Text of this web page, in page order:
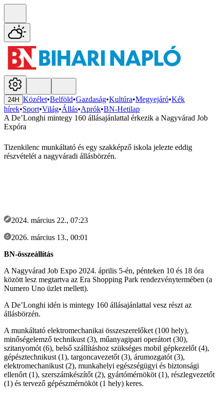
24H Közélet•Belföld•Gazdaság•Kultúra•Megyejáró•Kék
hírek•Sport•Világ•Állás•Aprók•BN-Hetilap
A De’Longhi mintegy 160 állásajánlattal érkezik a Nagyvárad Job
Expóra
Tizenkilenc munkáltató és egy szakképző iskola jelezte eddig
részvételét a nagyváradi állásbörzén.
2024. március 22., 07:23
2026. március 13., 00:01
BN-összeállítás
A Nagyvárad Job Expo 2024. április 5-én, pénteken 10 és 18 óra
között lesz megtartva az Era Shopping Park rendezvénytermében (a
Numero Uno üzlet mellett).
A De’Longhi idén is mintegy 160 állásajánlattal vesz részt az
állásbörzén.
A munkáltató elektromechanikai összeszerelőket (100 hely),
minőségelemző technikust (3), műanyagipari operátort (30),
szitanyomót (6), belső szállításhoz szükséges mobil gépkezelőt (4),
gépésztechnikust (1), targoncavezetőt (3), árumozgatót (3),
elektromechanikust (2), munkahelyi egészségügyi és biztonsági
ellenőrt (1), szerszámkészítőt (2), gyártómérnököt (1), részlegvezetőt
(1) és tervező gépészmérnököt (1 hely) keres.